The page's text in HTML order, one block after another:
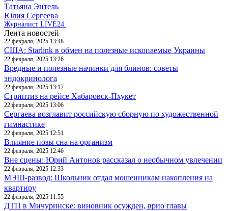
Татьяна Энтель
Юлия Сергеева
Журналист LIVE24.
Лента новостей
22 февраля, 2025 13:48
США: Starlink в обмен на полезные ископаемые Украины
22 февраля, 2025 13:26
Вредные и полезные начинки для блинов: советы
эндокринолога
22 февраля, 2025 13:17
Стриптиз на рейсе Хабаровск-Пхукет
22 февраля, 2025 13:06
Сергаева возглавит российскую сборную по художественной
гимнастике
22 февраля, 2025 12:51
Влияние позы сна на организм
22 февраля, 2025 12:46
Вне сцены: Юрий Антонов рассказал о необычном увлечении
22 февраля, 2025 12:33
МЭШ-развод: Школьник отдал мошенникам накопления на
квартиру
22 февраля, 2025 11:55
ДТП в Мичуринске: виновник осужден, врио главы